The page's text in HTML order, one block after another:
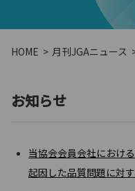
HOME 月刊JGAニュース
お知らせ
当協会会員会社におけ
起因した品質問題に対